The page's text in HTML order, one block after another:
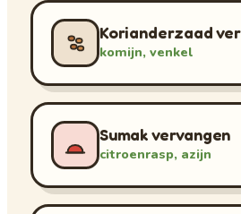
Korianderzaad
komijn, venkel
Sumak vervangen
citroenrasp, azijn